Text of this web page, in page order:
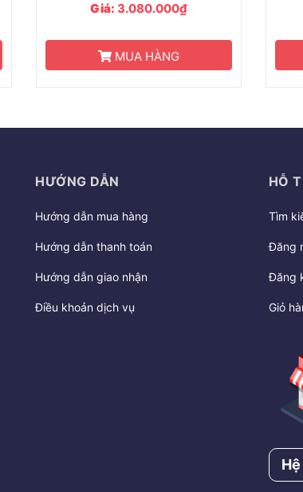
Giá: 2.390.000₫
MUA HÀNG
HƯỚNG DẪN
Hướng dẫn mua hàng
Hướng dẫn thanh toán
Hướng dẫn giao nhận
Điều khoản dịch vụ
HỖ
Tìm
Đăng
Đăng
Giỏ